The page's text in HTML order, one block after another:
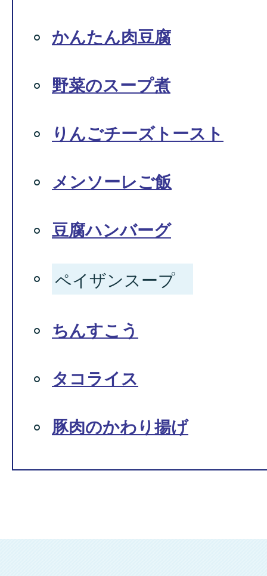
かんたん肉豆腐
野菜のスープ煮
りんごチーズトースト
メンソーレご飯
豆腐ハンバーグ
ペイザンスープ
ちんすこう
タコライス
豚肉のかわり揚げ